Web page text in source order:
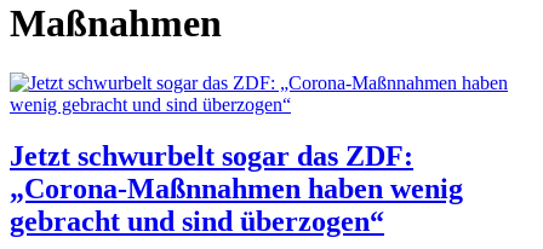
Maßnahmen
Jetzt schwurbelt sogar das ZDF:
„Corona-Maßnnahmen haben wenig
gebracht und sind überzogen“